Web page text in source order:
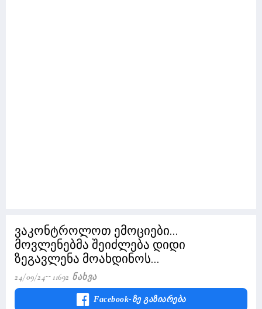
ვაკონტროლოთ ემოციები...
მოვლენებმა შეიძლება დიდი
ზეგავლენა მოახდინოს...
24/09/24 11692 Ნახვა
Facebook-Ზე Გაზიარება